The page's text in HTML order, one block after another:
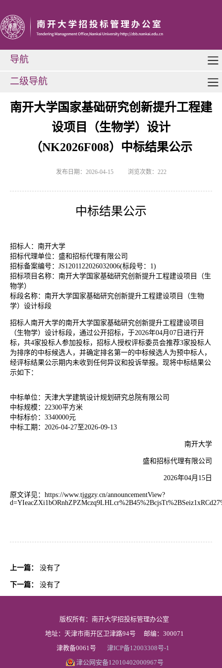
导航
二级导航
南开大学国家基础研究创新提升工程建
设项目（生物学）设计
（NK2026F008）中标结果公示
发布日期：2026-04-15 浏览次数： 222
中标结果公示
招标人：南开大学
招标代理单位：盛和招标代理有限公司
招标备案编号： JS1201122026032006(标段号：1)
招标项目名称：南开大学国家基础研究创新提升工程建设项目（生
物学）
标段名称：南开大学国家基础研究创新提升工程建设项目（生物
学）设计标段
招标人南开大学的南开大学国家基础研究创新提升工程建设项目
（生物学）设计标段，通过公开招标，于2026年04月07日 进行开
标，共4家投标人参加投标，招标人授权评标委员会推荐3家投标人
为排序的中标候选人，并确定排名第一的中标候选人为预中标人，
经评标结果公示期内未收到任何异议和投诉举报。现将中标结果公
示如下：
中标单位：天津大学建筑设计规划研究总院有限公司
中标规模： 22300平方米
中标标价： 3340000元
中标工期： 2026-04-27至2026-09-13
南开大学
盛和招标代理有限公司
2026年04月15日
原文详见： https://www.tjggzy.cn/announcementView?
上一篇： 没有了
下一篇： 没有了
版权所有：南开大学招投标管理办公室
地址：天津市南开区卫津路94号
邮编：300071
津教备0061号
津ICP备12003308号-1
津公网安备12010402000967号